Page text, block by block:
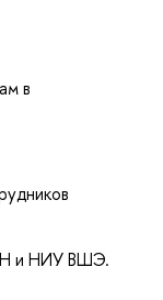
в
и НИУ ВШЭ.